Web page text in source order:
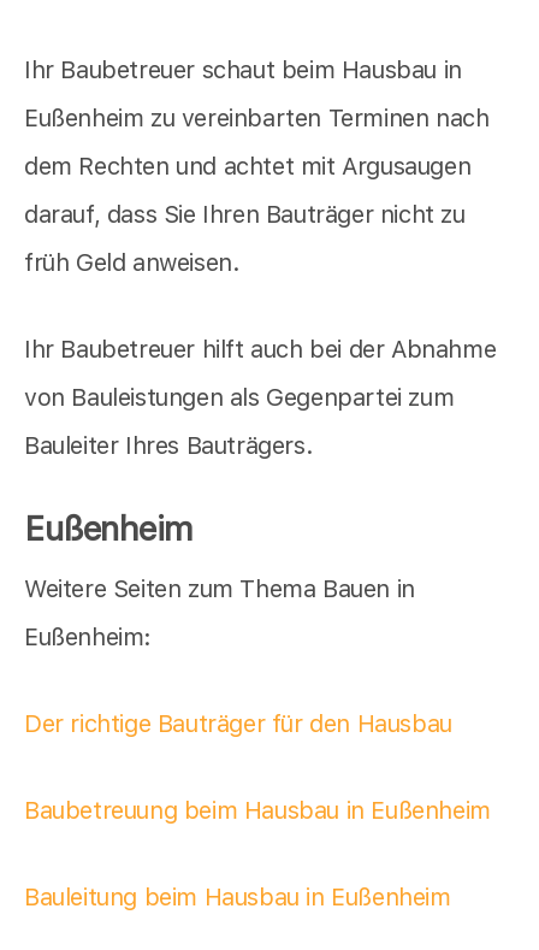
Ihr Baubetreuer schaut beim Hausbau in
Eußenheim zu vereinbarten Terminen nach
dem Rechten und achtet mit Argusaugen
darauf, dass Sie Ihren Bauträger nicht zu
früh Geld anweisen.
Ihr Baubetreuer hilft auch bei der Abnahme
von Bauleistungen als Gegenpartei zum
Bauleiter Ihres Bauträgers.
Eußenheim
Weitere Seiten zum Thema Bauen in
Eußenheim:
Der richtige Bauträger für den Hausbau
Baubetreuung beim Hausbau in Eußenheim
Bauleitung beim Hausbau in Eußenheim